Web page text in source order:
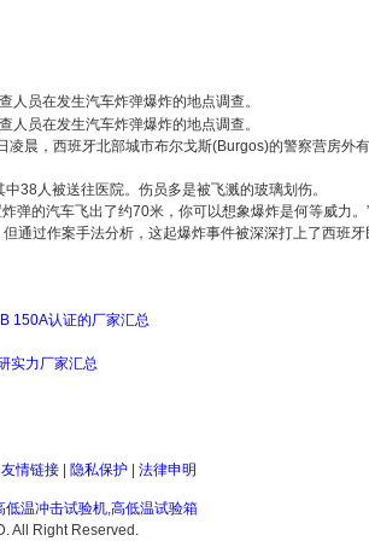
员在发生汽车炸弹爆炸的地点调查。
员在发生汽车炸弹爆炸的地点调查。
凌晨，西班牙北部城市布尔戈斯(Burgos)的警察营房外
38人被送往医院。伤员多是被飞溅的玻璃划伤。
弹的汽车飞出了约70米，你可以想象爆炸是何等威力。
通过作案手法分析，这起爆炸事件被深深打上了西班牙
150A认证的厂家汇总
实力厂家汇总
友情链接| 隐私保护| 法律申明
低温冲击试验机,高低温试验箱
All Right Reserved.